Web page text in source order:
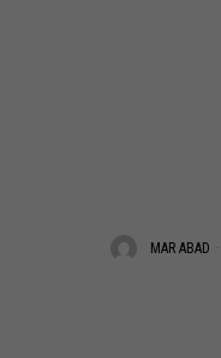
MAR ABAD